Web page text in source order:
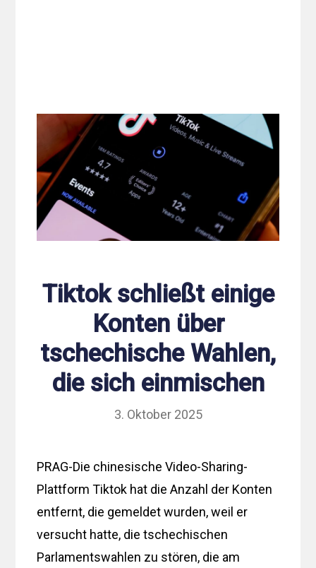
Tiktok schließt einige
Konten über
tschechische Wahlen,
die sich einmischen
3. Oktober 2025
PRAG-Die chinesische Video-Sharing-
Plattform Tiktok hat die Anzahl der Konten
entfernt, die gemeldet wurden, weil er
versucht hatte, die tschechischen
Parlamentswahlen zu stören, die am